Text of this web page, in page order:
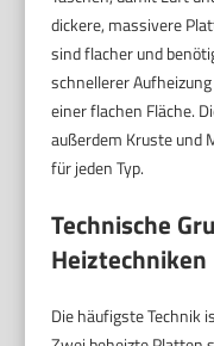
dickere, massivere
sind flacher und
schnellerer
einer flachen Fläche.
außerdem Kruste und
für jeden Typ.
Technische
Heiztechniken
Die häufigste Technik